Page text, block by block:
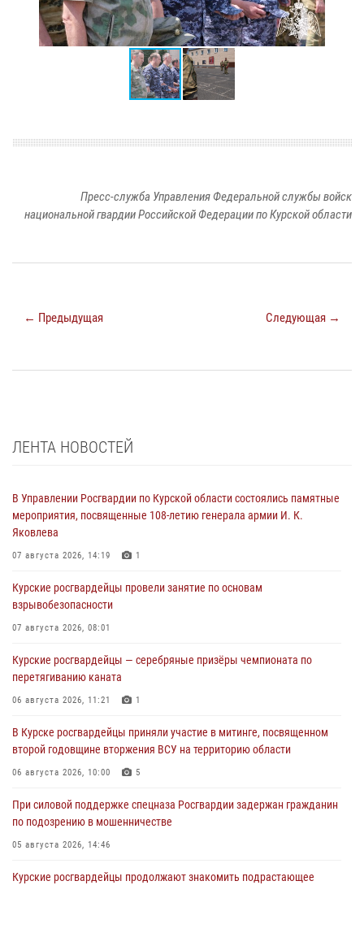
Пресс-служба Управления Федеральной службы войск
национальной гвардии Российской Федерации по Курской области
← Предыдущая Следующая →
ЛЕНТА НОВОСТЕЙ
В Управлении Росгвардии по Курской области состоялись памятные
мероприятия, посвященные 108-летию генерала армии И. К.
Яковлева
07 августа 2026, 14:19 1
Курские росгвардейцы провели занятие по основам
взрывобезопасности
07 августа 2026, 08:01
Курские росгвардейцы — серебряные призёры чемпионата по
перетягиванию каната
06 августа 2026, 11:21 1
В Курске росгвардейцы приняли участие в митинге, посвященном
второй годовщине вторжения ВСУ на территорию области
06 августа 2026, 10:00 5
При силовой поддержке спецназа Росгвардии задержан гражданин
по подозрению в мошенничестве
05 августа 2026, 14:46
Курские росгвардейцы продолжают знакомить подрастающее